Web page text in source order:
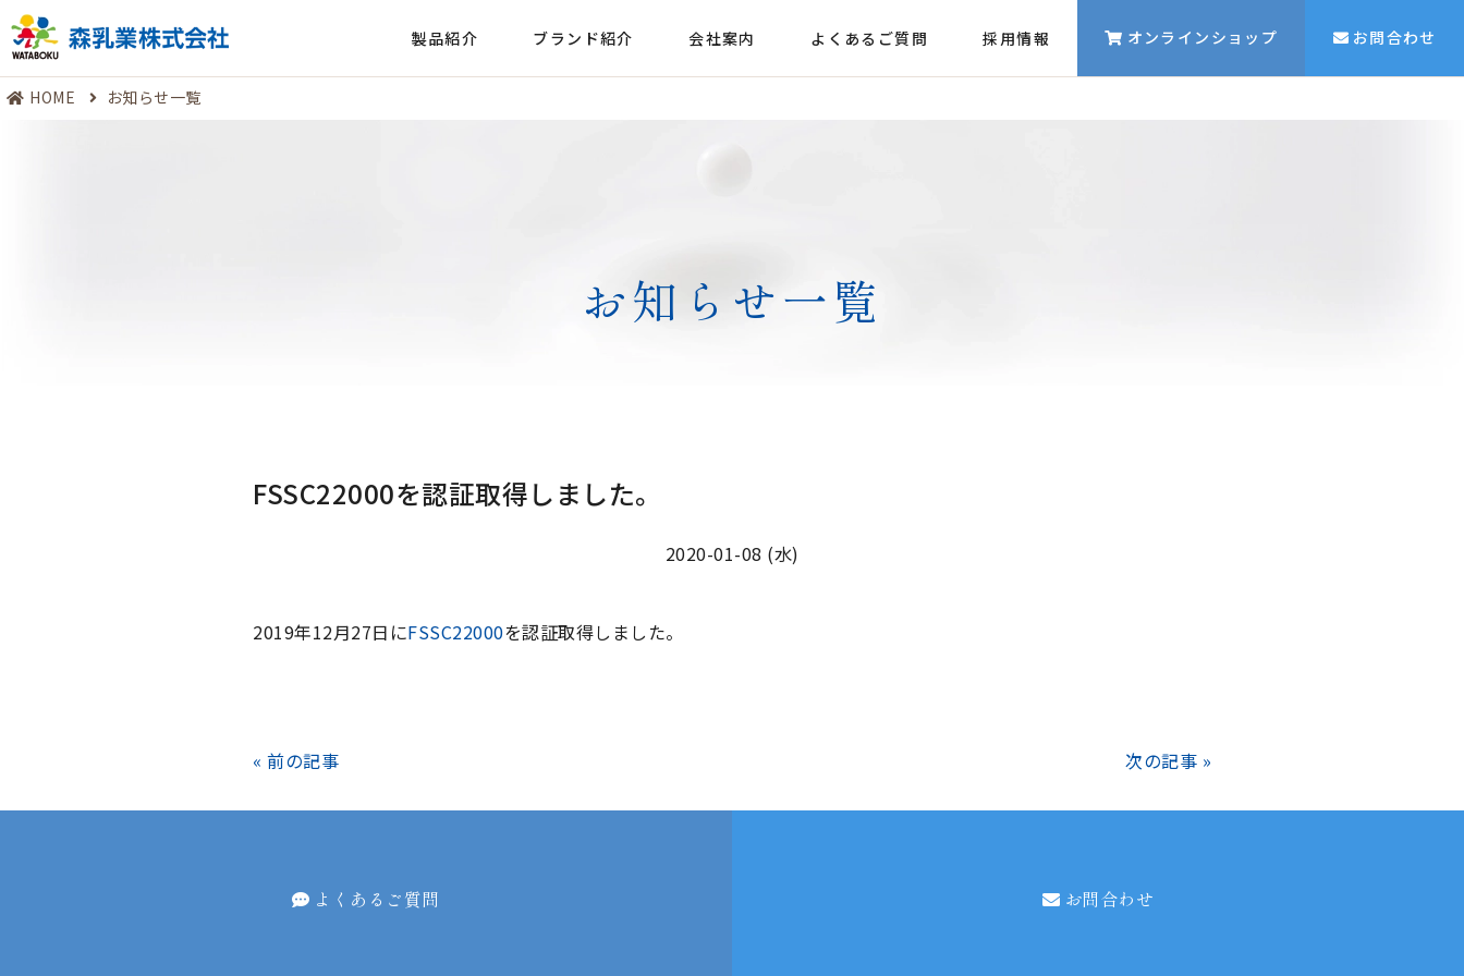
製品紹介 ブランド紹介 会社案内 よくあるご質問 採用情報 オンラインショップ お問合わせ
HOME お知らせ一覧
お知らせ一覧
FSSC22000を認証取得しました。
2020-01-08 (水)
2019年12月27日にFSSC22000を認証取得しました。
« 前の記事 次の記事 »
よくあるご質問 お問合わせ